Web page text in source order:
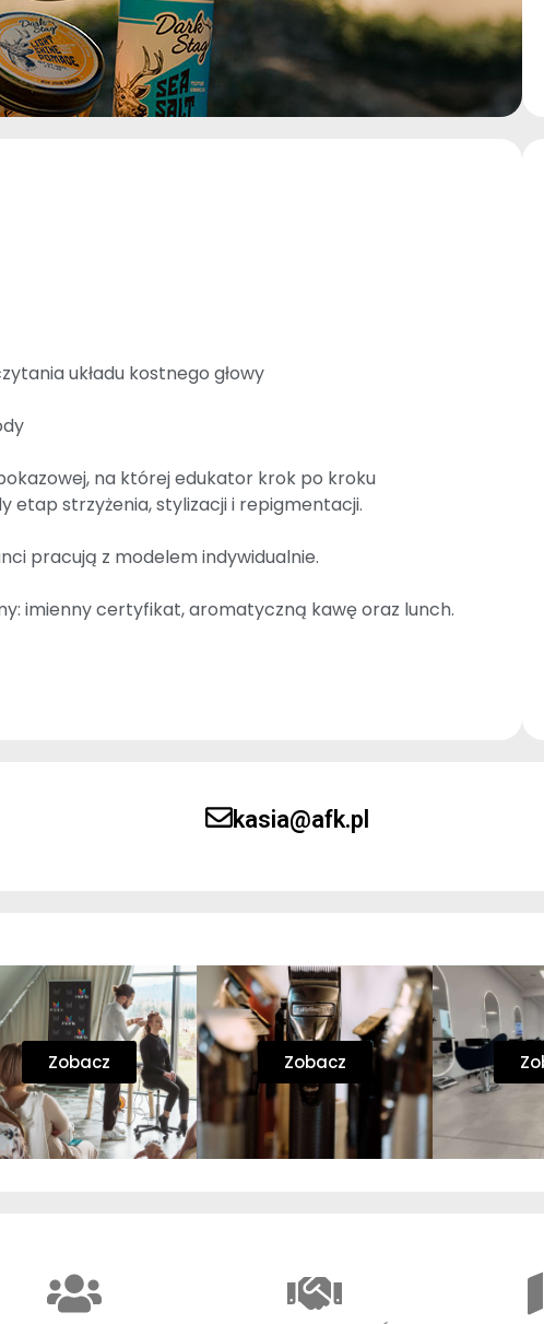
układu kostnego głowy
na której edukator krok po kroku
etap strzyżenia, stylizacji i repigmentacji.
pracują z modelem indywidualnie.
imienny certyfikat, aromatyczną kawę oraz lunch.
kasia@afk.pl
Zobacz Zobacz